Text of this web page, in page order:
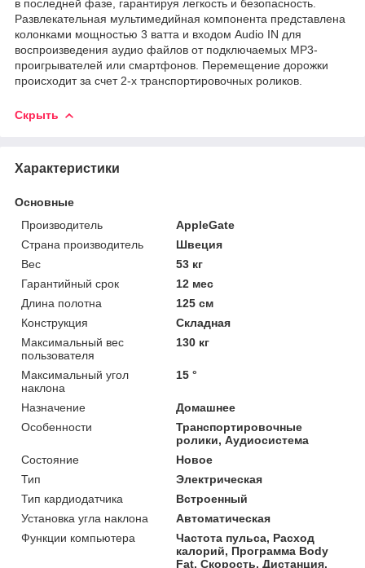
в последней фазе, гарантируя легкость и безопасность.
Развлекательная мультимедийная компонента представлена
колонками мощностью 3 ватта и входом Audio IN для
воспроизведения аудио файлов от подключаемых MP3-
проигрывателей или смартфонов. Перемещение дорожки
происходит за счет 2-х транспортировочных роликов.
Скрыть
Характеристики
Основные
Производитель
AppleGate
Страна производитель
Швеция
Вес
53 кг
Гарантийный срок
12 мес
Длина полотна
125 см
Конструкция
Складная
Максимальный вес
пользователя
130 кг
Максимальный угол
наклона
15 °
Назначение
Домашнее
Особенности
Транспортировочные
ролики, Аудиосистема
Состояние
Новое
Тип
Электрическая
Тип кардиодатчика
Встроенный
Установка угла наклона
Автоматическая
Функции компьютера
Частота пульса, Расход
калорий, Программа Body
Fat, Скорость, Дистанция,